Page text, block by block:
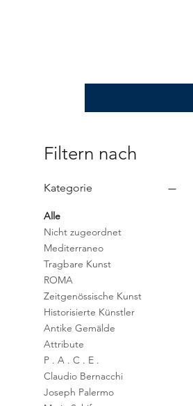
Filtern nach
Kategorie
Alle
Nicht zugeordnet
Mediterraneo
Tragbare Kunst
ROMA
Zeitgenössische Kunst
Historisierte Künstler
Antike Gemälde
Attribute
P . A . C . E .
Claudio Bernacchi
Joseph Palermo